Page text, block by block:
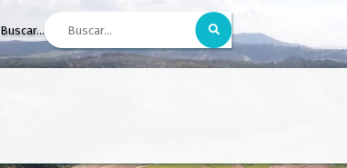
Buscar...